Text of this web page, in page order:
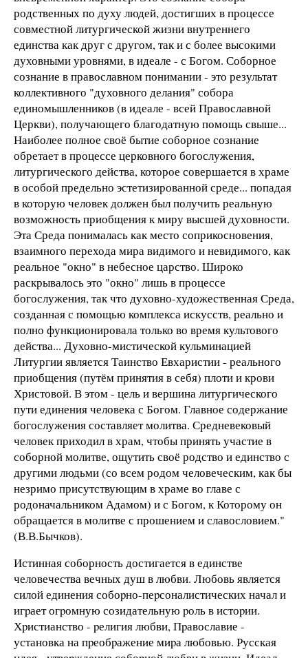
родственных по духу людей, достигших в процессе
совместной литургической жизни внутреннего
единства как друг с другом, так и с более высокими
духовными уровнями, в идеале - с Богом. Соборное
сознание в православном понимании - это результат
коллективного "духовного делания" собора
единомышленников (в идеале - всей Православной
Церкви), получающего благодатную помощь свыше...
Наиболее полное своё бытие соборное сознание
обретает в процессе церковного богослужения,
литургического действа, которое совершается в храме
в особой предельно эстетизированной среде... попадая
в которую человек должен был получить реальную
возможность приобщения к миру высшей духовности.
Эта Среда понималась как место соприкосновения,
взаимного перехода мира видимого и невидимого, как
реальное "окно" в небесное царство. Широко
раскрывалось это "окно" лишь в процессе
богослужения, так что духовно-художественная Среда,
созданная с помощью комплекса искусств, реально и
полно функционировала только во время культового
действа... Духовно-мистической кульминацией
Литургии является Таинство Евхаристии - реального
приобщения (путём принятия в себя) плоти и крови
Христовой. В этом - цель и вершина литургического
пути единения человека с Богом. Главное содержание
богослужения составляет молитва. Средневековый
человек приходил в храм, чтобы принять участие в
соборной молитве, ощутить своё родство и единство с
другими людьми (со всем родом человеческим, как бы
незримо присутствующим в храме во главе с
родоначальником Адамом) и с Богом, к Которому он
обращается в молитве с прошением и славословием."
(В.В.Бычков).
Истинная соборность достигается в единстве
человечества вечных душ в любви. Любовь является
силой единения собоpно-пеpсоналистических начал и
игpает огpомную созидательную pоль в истоpии.
Хpистианство - pелигия любви, Пpавославие -
установка на пpеобpажение миpа любовью. Русская